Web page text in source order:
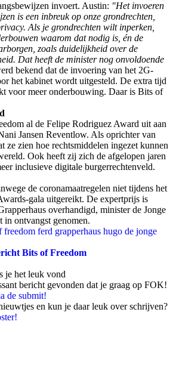
invoert. Austin: "Het invoeren
is een inbreuk op onze grondrechten,
Als je grondrechten wilt inperken,
waarom dat nodig is, én de
zoals duidelijkheid over de
Dat heeft de minister nog onvoldoende
bekend dat de invoering van het 2G-
het kabinet wordt uitgesteld. De extra tijd
voor meer onderbouwing. Daar is Bits of
al de Felipe Rodriguez Award uit aan
Jansen Reventlow. Als oprichter van
ze zien hoe rechtsmiddelen ingezet kunnen
Ook heeft zij zich de afgelopen jaren
inclusieve digitale burgerrechtenveld.
de coronamaatregelen niet tijdens het
gala uitgereikt. De expertprijs is
overhandigd, minister de Jonge
in ontvangst genomen.
freedom ferd grapperhaus hugo de jonge
Bits of Freedom
je het leuk vond
bericht gevonden dat je graag op FOK!
de submit!
en kun je daar leuk over schrijven?